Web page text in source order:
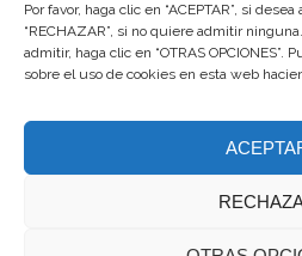
Por favor, haga clic en “ACEPTAR”, si
“RECHAZAR”, si no quiere admitir
admitir, haga clic en “OTRAS OPCIONES”.
sobre el uso de cookies en esta web
7 abril, 2026
© 2025 Fundación